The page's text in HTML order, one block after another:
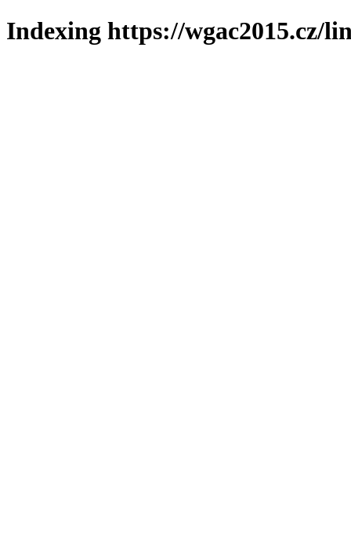
Indexing https://wgac2015.cz/